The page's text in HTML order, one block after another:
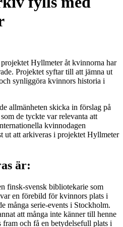
Hyllmeter åt kvinnorna har
Projektet syftar till att jämna ut
synliggöra kvinnors historia i
allmänheten skicka in förslag på
de tyckte var relevanta att
kvinnodagen
ut att arkiveras i projektet Hyllmeter
är:
finsk-svensk bibliotekarie som
en förebild för kvinnors plats i
många serie-events i Stockholm.
att många inte känner till henne
och få en betydelsefull plats i